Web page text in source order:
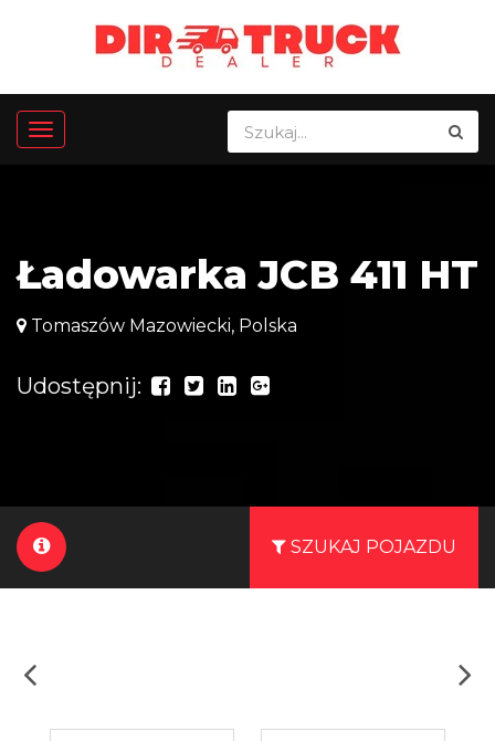
Ładowarka JCB 411 HT
Tomaszów Mazowiecki, Polska
Udostępnij:
SZUKAJ POJAZDU